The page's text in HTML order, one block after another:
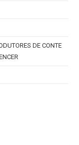
DE CONTE